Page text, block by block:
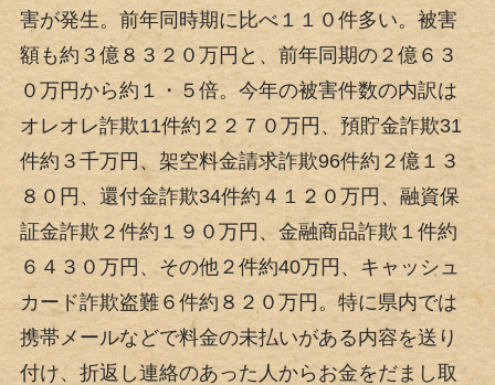
害が発生。前年同時期に比べ１１０件多い。被害
額も約３億８３２０万円と、前年同期の２億６３
０万円から約１・５倍。今年の被害件数の内訳は
オレオレ詐欺11件約２２７０万円、預貯金詐欺31
件約３千万円、架空料金請求詐欺96件約２億１３
８０円、還付金詐欺34件約４１２０万円、融資保
証金詐欺２件約１９０万円、金融商品詐欺１件約
６４３０万円、その他２件約40万円、キャッシュ
カード詐欺盗難６件約８２０万円。特に県内では
携帯メールなどで料金の未払いがある内容を送り
付け、折返し連絡のあった人からお金をだまし取